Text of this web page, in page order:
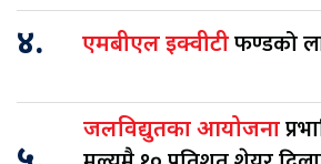
४. एमबीएल इक्वीटीफण्डको
जलविद्युतका आयोजना